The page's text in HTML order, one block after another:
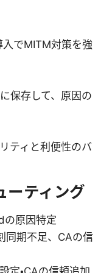
でMITM対策を強
保存して、原因の
ティと利便性のバ
ーティング
原因特定
同期不足、CAの信